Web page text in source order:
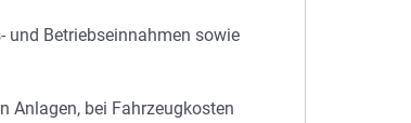
und Betriebseinnahmen sowie
Anlagen, bei Fahrzeugkosten